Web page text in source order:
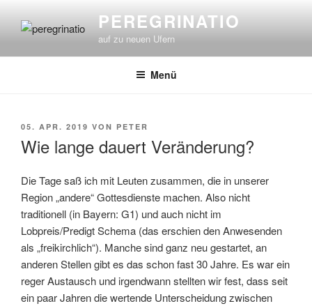
Inhalt
PEREGRINATIO
auf zu neuen Ufern
Menü
VERÖFFENTLICHT
05. APR. 2019 VON PETER
Wie lange dauert Veränderung?
Die Tage saß ich mit Leuten zusammen, die in unserer
Region „andere“ Gottesdienste machen. Also nicht
traditionell (in Bayern: G1) und auch nicht im
Lobpreis/Predigt Schema (das erschien den Anwesenden
als „freikirchlich“). Manche sind ganz neu gestartet, an
anderen Stellen gibt es das schon fast 30 Jahre. Es war ein
reger Austausch und irgendwann stellten wir fest, dass seit
ein paar Jahren die wertende Unterscheidung zwischen